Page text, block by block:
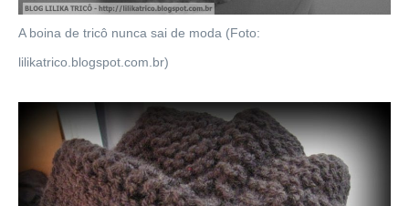
A boina de tricô nunca sai de moda (Foto:
lilikatrico.blogspot.com.br)